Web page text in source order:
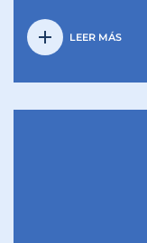
add LEER MÁS